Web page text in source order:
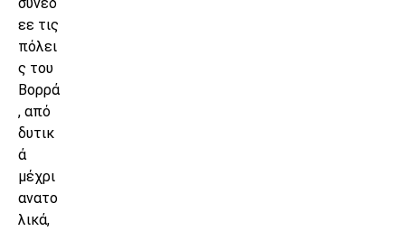
εε τις
πόλει
ς του
Βορρά
, από
δυτικ
ά
μέχρι
ανατο
λικά,